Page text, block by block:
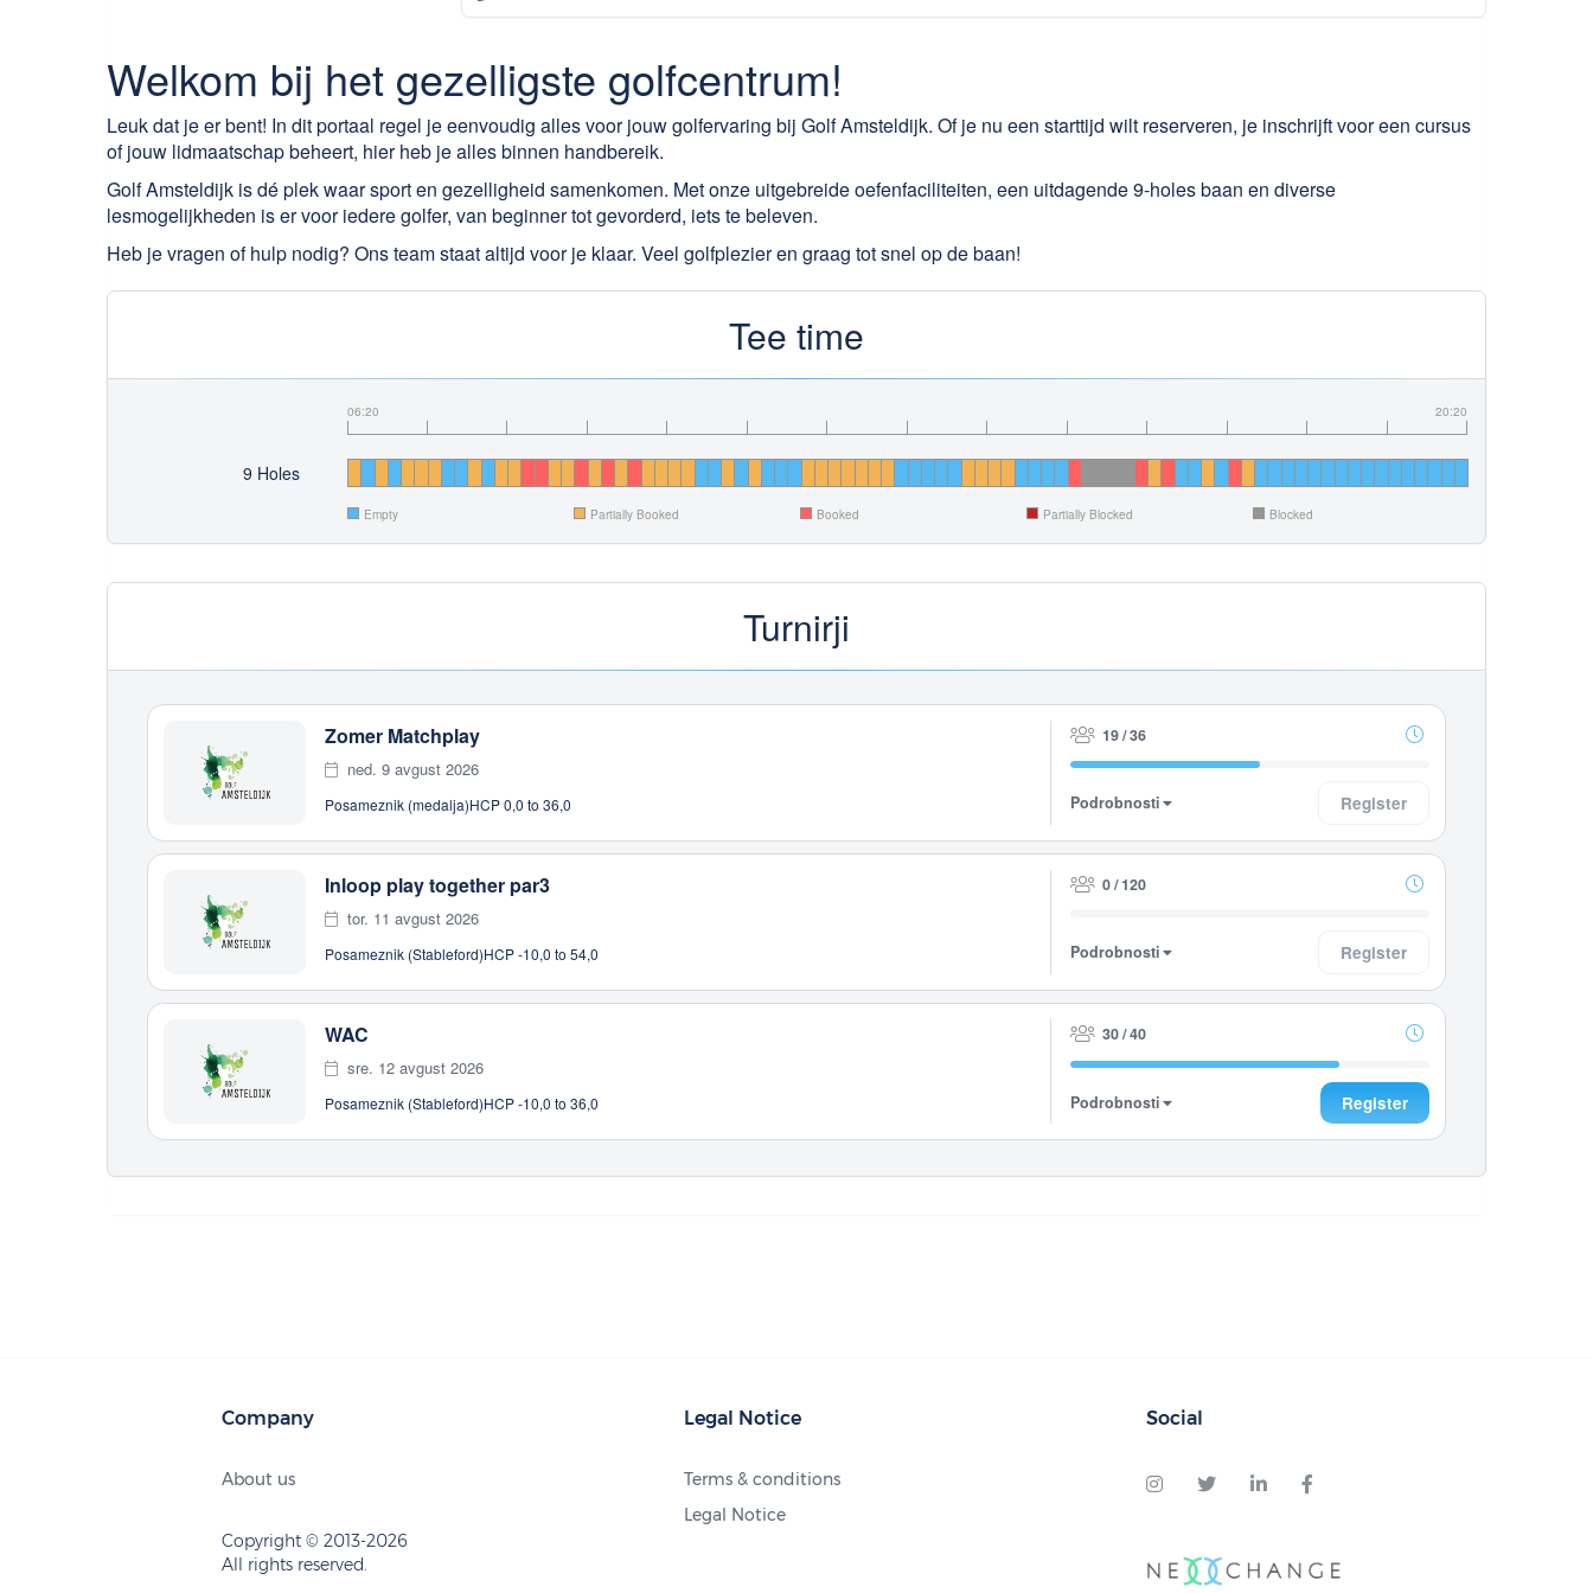
Welkom bij het gezelligste golfcentrum!
Leuk dat je er bent! In dit portaal regel je eenvoudig alles voor jouw golfervaring bij Golf Amsteldijk. Of je nu een starttijd wilt reserveren, je inschrijft voor een cursus
of jouw lidmaatschap beheert, hier heb je alles binnen handbereik.
Golf Amsteldijk is dé plek waar sport en gezelligheid samenkomen. Met onze uitgebreide oefenfaciliteiten, een uitdagende 9-holes baan en diverse
lesmogelijkheden is er voor iedere golfer, van beginner tot gevorderd, iets te beleven.
Heb je vragen of hulp nodig? Ons team staat altijd voor je klaar. Veel golfplezier en graag tot snel op de baan!
Tee time
06:20 20:20
9 Holes
Empty Partially Booked Booked Partially Blocked Blocked
Turnirji
Zomer Matchplay
ned. 9 avgust 2026
Posameznik (medalja)HCP 0,0 to 36,0
19 / 36
Podrobnosti Register
Inloop play together par3
tor. 11 avgust 2026
Posameznik (Stableford)HCP -10,0 to 54,0
0 / 120
Podrobnosti Register
WAC
sre. 12 avgust 2026
Posameznik (Stableford)HCP -10,0 to 36,0
30 / 40
Podrobnosti Register
Company
About us
Copyright © 2013-2026
All rights reserved.
Legal Notice
Terms & conditions
Legal Notice
Social